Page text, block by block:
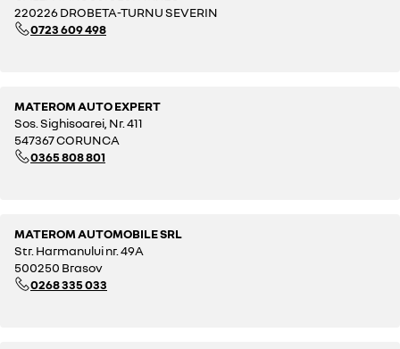
220226 DROBETA-TURNU SEVERIN
0723 609 498
MATEROM AUTO EXPERT
Sos. Sighisoarei, Nr. 411
547367 CORUNCA
0365 808 801
MATEROM AUTOMOBILE SRL
Str. Harmanului nr. 49A
500250 Brasov
0268 335 033